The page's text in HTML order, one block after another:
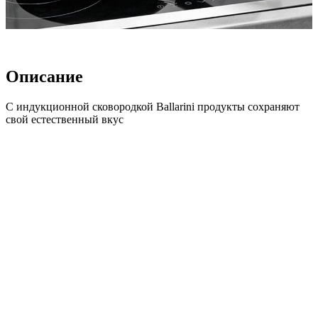
Описание
С индукционной сковородкой Ballarini продукты сохраняют
свой естественный вкус